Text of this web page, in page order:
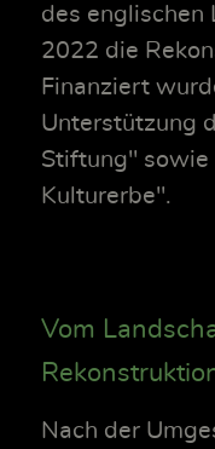
des englischen
2022 die
Finanziert
Unterstützung
Stiftung" sowie
Kulturerbe".
Vom
Nach der